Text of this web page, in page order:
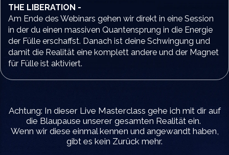
THE LIBERATION -
Am Ende des Webinars gehen wir direkt in eine Session
in der du einen massiven Quantensprung in die Energie
der Fülle erschaffst. Danach ist deine Schwingung und
damit die Realität eine komplett andere und der Magnet
für Fülle ist aktiviert.
Achtung: In dieser Live Masterclass gehe ich mit dir auf
die Blaupause unserer gesamten Realität ein.
Wenn wir diese einmal kennen und angewandt haben,
gibt es kein Zurück mehr.